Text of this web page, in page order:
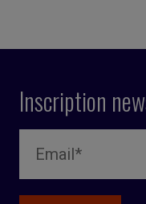
Inscription